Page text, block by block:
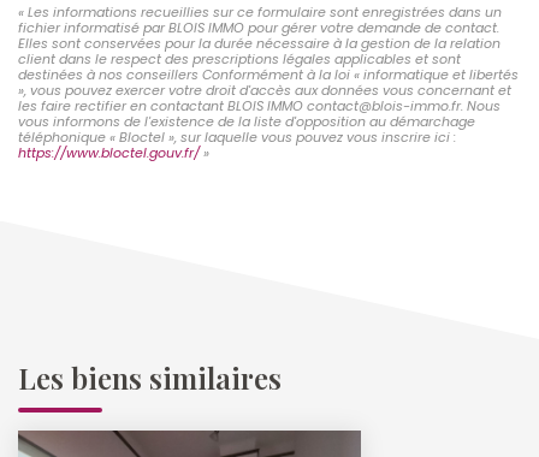
« Les informations recueillies sur ce formulaire sont enregistrées dans un
fichier informatisé par BLOIS IMMO pour gérer votre demande de contact.
Elles sont conservées pour la durée nécessaire à la gestion de la relation
client dans le respect des prescriptions légales applicables et sont
destinées à nos conseillers Conformément à la loi « informatique et libertés
», vous pouvez exercer votre droit d'accès aux données vous concernant et
les faire rectifier en contactant BLOIS IMMO contact@blois-immo.fr. Nous
vous informons de l'existence de la liste d'opposition au démarchage
téléphonique « Bloctel », sur laquelle vous pouvez vous inscrire ici :
https://www.bloctel.gouv.fr/»
Les biens similaires